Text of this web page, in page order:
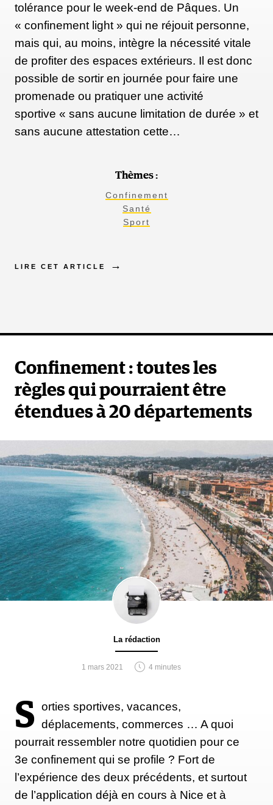
tolérance pour le week-end de Pâques. Un
« confinement light » qui ne réjouit personne,
mais qui, au moins, intègre la nécessité vitale
de profiter des espaces extérieurs. Il est donc
possible de sortir en journée pour faire une
promenade ou pratiquer une activité
sportive « sans aucune limitation de durée » et
sans aucune attestation cette…
Thèmes :
Confinement
Santé
Sport
LIRE CET ARTICLE
Confinement : toutes les
règles qui pourraient être
étendues à 20 départements
La rédaction
1 mars 2021 4 minutes
S orties sportives, vacances,
déplacements, commerces … A quoi
pourrait ressembler notre quotidien pour ce
3e confinement qui se profile ? Fort de
l’expérience des deux précédents, et surtout
de l’application déjà en cours à Nice et à